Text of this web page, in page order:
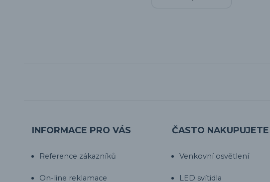
INFORMACE PRO VÁS
Reference zákazníků
On-line reklamace
ČASTO NAKUPUJETE
Venkovní osvětlení
LED svítidla